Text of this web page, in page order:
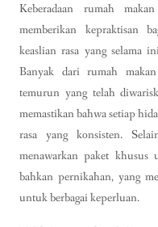
Keberadaan rumah
memberikan kepraktisan
keaslian rasa yang selama
Banyak dari rumah
temurun yang telah
memastikan bahwa setiap
rasa yang konsisten.
menawarkan paket khusus
bahkan pernikahan, yang
untuk berbagai keperluan.